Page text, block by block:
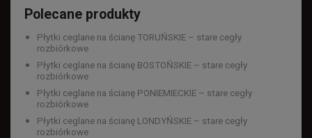
Polecane produkty
Płytki ceglane na ścianę TORUŃSKIE – stare cegły
rozbiórkowe
Płytki ceglane na ścianę BOSTOŃSKIE – stare cegły
rozbiórkowe
Płytki ceglane na ścianę PONIEMIECKIE – stare cegły
rozbiórkowe
Płytki ceglane na ścianę LONDYŃSKIE – stare cegły
rozbiórkowe